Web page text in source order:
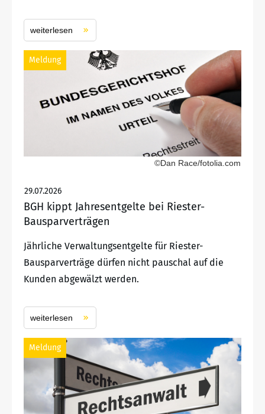
weiterlesen
Meldung
©Dan Race/fotolia.com
29.07.2026
BGH kippt Jahresentgelte bei Riester-
Bausparverträgen
Jährliche Verwaltungsentgelte für Riester-
Bausparverträge dürfen nicht pauschal auf die
Kunden abgewälzt werden.
weiterlesen
Meldung